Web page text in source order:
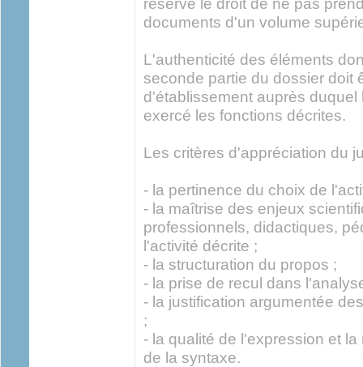
documents d'un volume
L'authenticité des éléments
seconde partie du dossier doit
d'établissement auprès
exercé les fonctions décrites.
Les critères d'appréciation du
- la pertinence du choix de
- la maîtrise des enjeux
professionnels, didactiques,
l'activité décrite ;
- la structuration du propos ;
- la prise de recul dans
- la justification argumentée
;
- la qualité de l'expression et
de la syntaxe.